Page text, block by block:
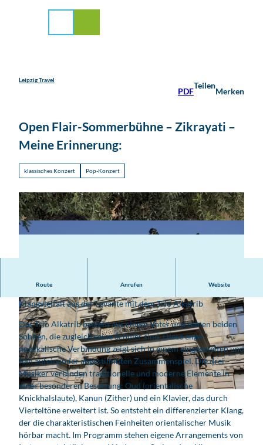
Leipzig Travel
PDF
Teilen
Merken
Open Flair-Sommerbühne – Zikrayati –
Meine Erinnerung:
klassisches Konzert Pop-Konzert
© alkatrib
© Budde-Haus
Route Anrufen Website
Klangvielfalt aus der Levante mit dem Trio Alkatrib
Das Trio Alkatrib besteht aus einem Vater und seinen beiden
Söhnen, die zugleich seine Schüler sind. Diese enge
musikalische Verbindung zeigt sich in einem eingespielten und
fein aufeinander abgestimmten Zusammenspiel. Die drei
Musiker verbinden traditionelle und moderne Elemente in
einer besonderen Besetzung: Oud (orientalische
Knickhalslaute), Kanun (Zither) und ein Klavier, das durch
Vierteltöne erweitert ist. So entsteht ein differenzierter Klang,
der die charakteristischen Feinheiten orientalischer Musik
hörbar macht. Im Programm stehen eigene Arrangements von